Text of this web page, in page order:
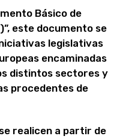
Básico de
este documento se
legislativas
encaminadas
distintos sectores y
procedentes de
realicen a partir de